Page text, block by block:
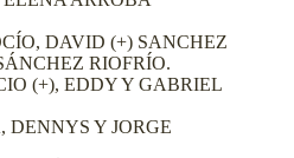
DAVID (+) SANCHEZ
RIOFRÍO.
(+), EDDY Y GABRIEL
DENNYS Y JORGE